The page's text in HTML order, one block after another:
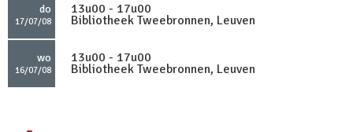
do
17/07/08
13u00 - 17u00
Bibliotheek Tweebronnen, Leuven
wo
16/07/08
13u00 - 17u00
Bibliotheek Tweebronnen, Leuven